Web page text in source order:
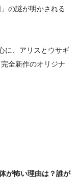
の謎が明かされる
に、アリスとウサギ
完全新作のオリジナ
が怖い理由は？誰が